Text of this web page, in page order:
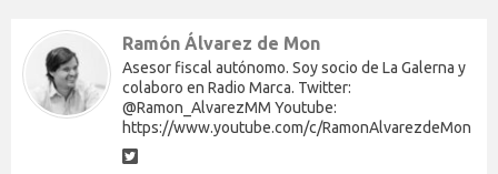
Ramón Álvarez de Mon
Asesor fiscal autónomo. Soy socio de La Galerna y
colaboro en Radio Marca. Twitter:
@Ramon_AlvarezMM Youtube:
https://www.youtube.com/c/RamonAlvarezdeMon